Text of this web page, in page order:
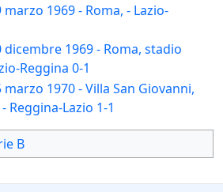
1969 - Roma, - Lazio-
1969 - Roma, stadio
Reggina 0-1
1970 - Villa San Giovanni,
Reggina-Lazio 1-1
B